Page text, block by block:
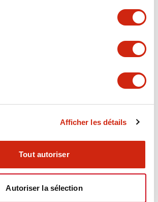
Afficher les détails
Tout autoriser
Autoriser la sélection